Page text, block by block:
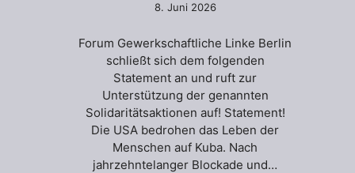
8. Juni 2026
Forum Gewerkschaftliche Linke Berlin
schließt sich dem folgenden
Statement an und ruft zur
Unterstützung der genannten
Solidaritätsaktionen auf! Statement!
Die USA bedrohen das Leben der
Menschen auf Kuba. Nach
jahrzehntelanger Blockade und…